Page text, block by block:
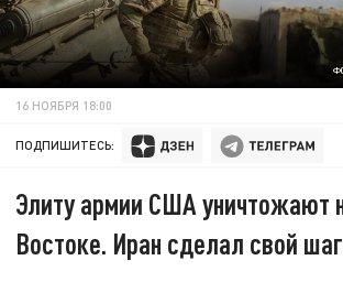
16 НОЯБРЯ 18:00
ПОДПИШИТЕСЬ:
Элиту армии США уничтожают
Востоке. Иран сделал свой